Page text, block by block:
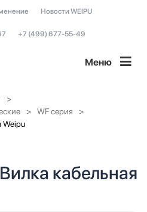
Новости WEIPU
+7 (499) 677-55-49
Меню
WF серия
Weipu
кабельная